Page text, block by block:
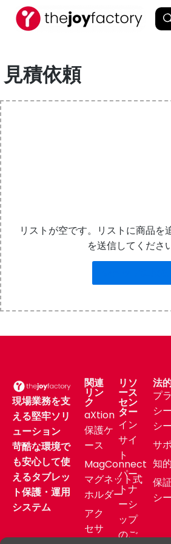
見積依頼
リストが空です。リストに商品を
を送信してくださ
現場業務を支
える堅牢ソリ
ューション
苛酷な環境で
も安心して使
えるタブレッ
ト保護・運用
システム
関連
リン
ク
aXtion
保護ケ
ース
MagConnect
マグネット式
ホルダー
アク
セサ
リソ
ース
セン
ター
イン
サイ
ト
パー
トナ
ーシ
ップ
のご
法
プ
シ
シー
サ
知
保
シー